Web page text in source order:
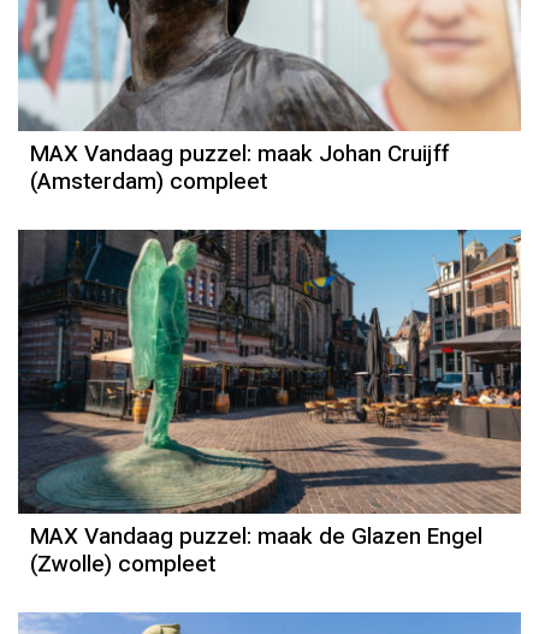
MAX Vandaag puzzel: maak Johan Cruijff
(Amsterdam) compleet
MAX Vandaag puzzel: maak de Glazen Engel
(Zwolle) compleet